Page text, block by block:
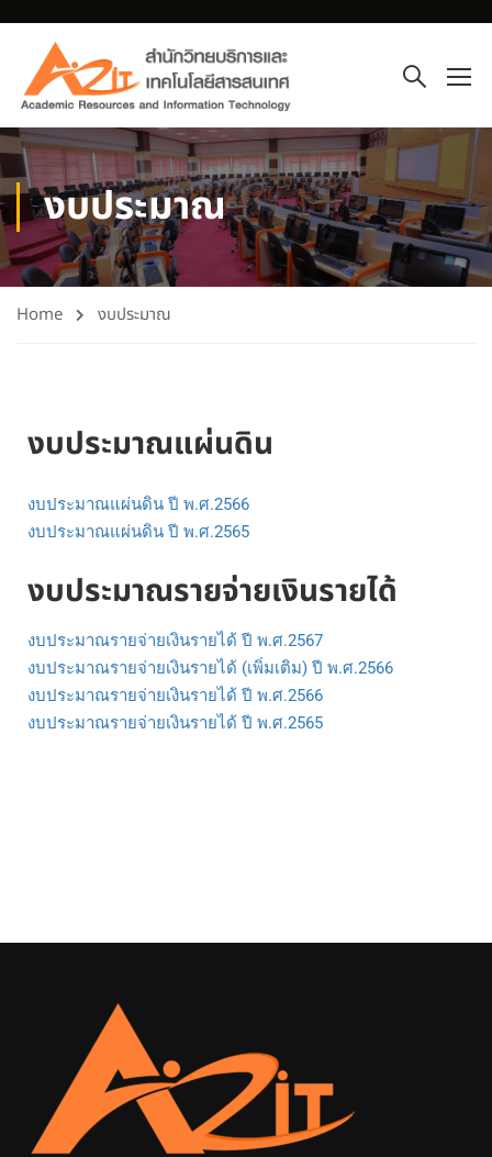
งบประมาณ
Home งบประมาณ
งบประมาณแผ่นดิน
งบประมาณแผ่นดิน ปี พ.ศ.2566
งบประมาณแผ่นดิน ปี พ.ศ.2565
งบประมาณรายจ่ายเงินรายได้
งบประมาณรายจ่ายเงินรายได้ ปี พ.ศ.2567
งบประมาณรายจ่ายเงินรายได้ (เพิ่มเติม) ปี พ.ศ.2566
งบประมาณรายจ่ายเงินรายได้ ปี พ.ศ.2566
งบประมาณรายจ่ายเงินรายได้ ปี พ.ศ.2565